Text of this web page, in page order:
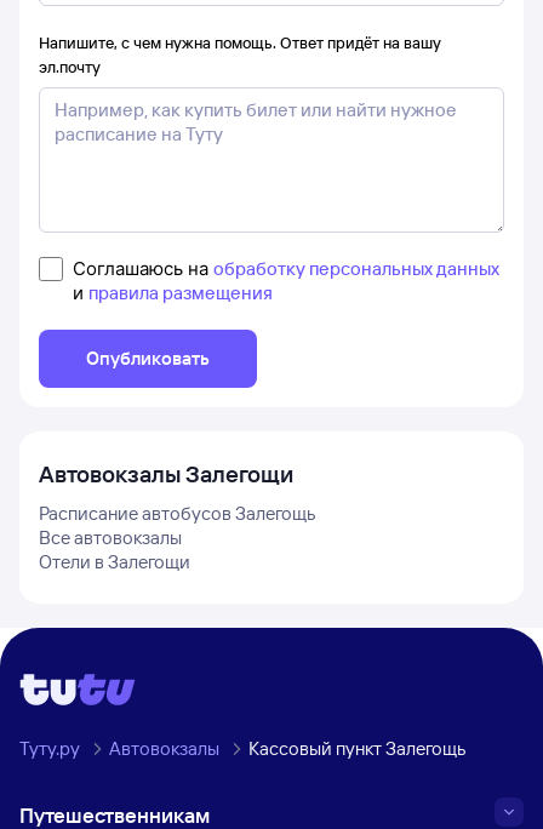
Напишите, с чем нужна помощь. Ответ придёт на вашу
эл.почту
Соглашаюсь на обработку персональных данных
и правила размещения
Опубликовать
АвтовокзалыЗалегощи
Расписание автобусов Залегощь
Все автовокзалы
Отели в Залегощи
Туту.ру Автовокзалы Кассовый пункт Залегощь
Путешественникам